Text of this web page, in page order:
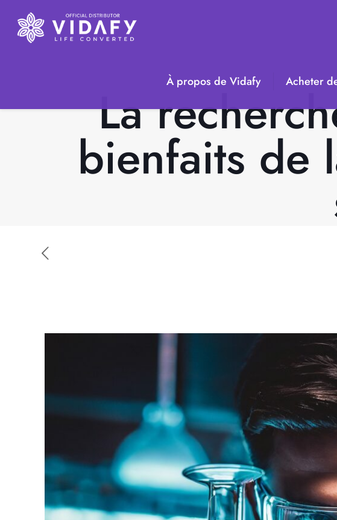
À propos de Vidafy Acheter
La
bienfaits de